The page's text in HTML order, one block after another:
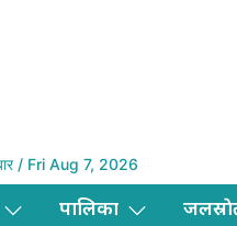
/ Fri Aug 7, 2026
पालिका